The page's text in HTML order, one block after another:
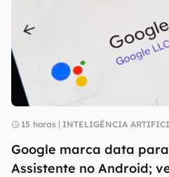
15 horas INTELIGÊNCIA
Google marca data
Assistente no Android;